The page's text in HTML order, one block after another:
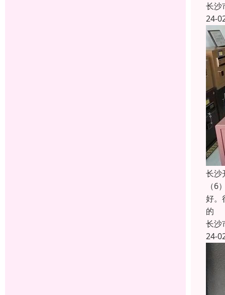
长沙
24-
长沙
（
好。
的
长沙
24-